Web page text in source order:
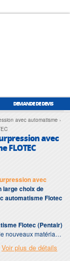
DEMANDE DE DEVIS
avec automatisme
avec
FLOTEC
avec
large choix de
automatisme Flotec
Flotec (Pentair)
nouveaux matériaux.
nous nous
Voir plus de détails